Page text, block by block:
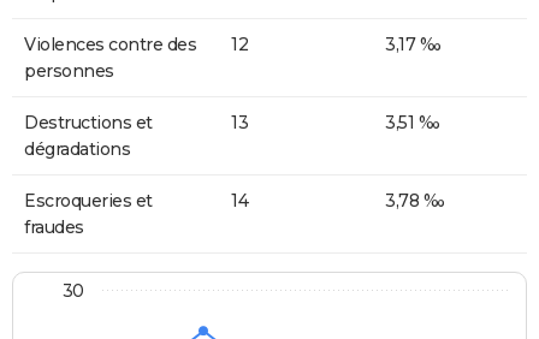
Violences contre des
personnes
12 3,17 ‰
Destructions et
dégradations
13 3,51 ‰
Escroqueries et
fraudes
14 3,78 ‰
30